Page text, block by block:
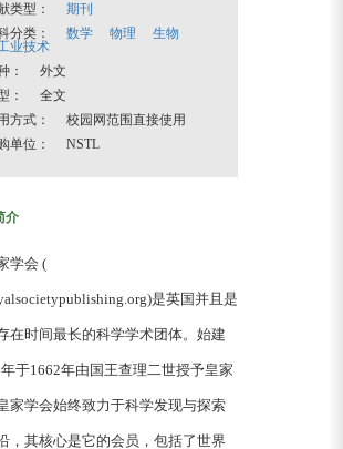
类型： 期刊
分类： 数学 物理
生物
业技术
： 外文
： 全文
方式： 校园网范围直接使用
单位： NSTL
介
学会 (
是英国并且是
在时间最长的科学学术团体。始建
于1662年由国王查理二世授予皇家
家学会始终致力于科学发现与探索
，其核心是它的会员，包括了世界